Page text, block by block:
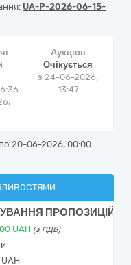
UA-P-2026-06-15-
Аукціон
Очікується
з24-06-2026,
13:47
20-06-2026, 00:00
ПРОПОЗИЦІЙ
UAH (з ПДВ)